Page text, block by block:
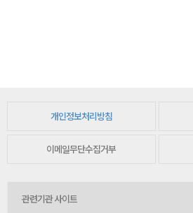
개인정보처리방침
이메일무단수집거부